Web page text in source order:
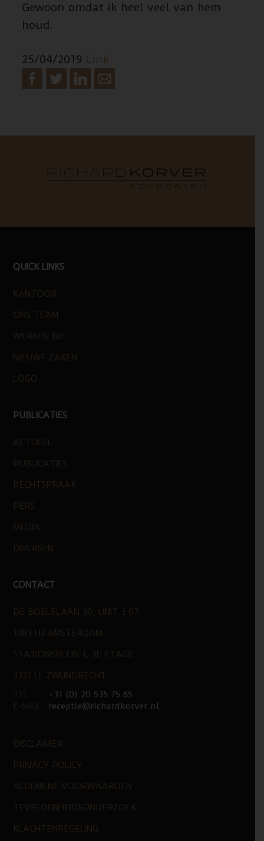
Gewoon omdat ik heel veel van hem
houd.
25/04/2019 Link
FOOTER
QUICK LINKS
KANTOOR
ONS TEAM
WERKEN BIJ
NIEUWE ZAKEN
LOGO
PUBLICATIES
ACTUEEL
PUBLICATIES
RECHTSPRAAK
PERS
MEDIA
DIVERSEN
CONTACT
DE BOELELAAN 30, UNIT 3.07
1083 HJ AMSTERDAM
STATIONSPLEIN 1, 3E ETAGE
3331 LL ZWIJNDRECHT
+31 (0) 20 535 75 65
receptie@richardkorver.nl
DISCLAIMER
PRIVACY POLICY
ALGEMENE VOORWAARDEN
TEVREDENHEIDSONDERZOEK
KLACHTENREGELING